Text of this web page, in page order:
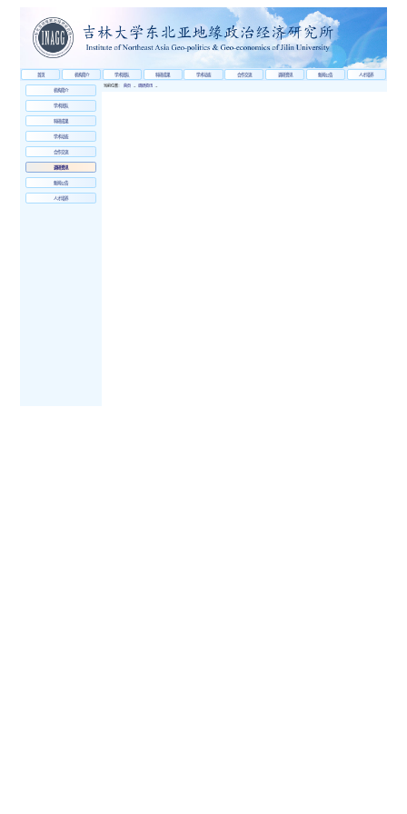
首页 机构简介 学术团队 科研成果 学术动态 合作交流 调研资讯 新闻公告 人才培养
机构简介
学术团队
科研成果
学术动态
合作交流
调研资讯
新闻公告
人才培养
当前位置： 首页 调研资讯